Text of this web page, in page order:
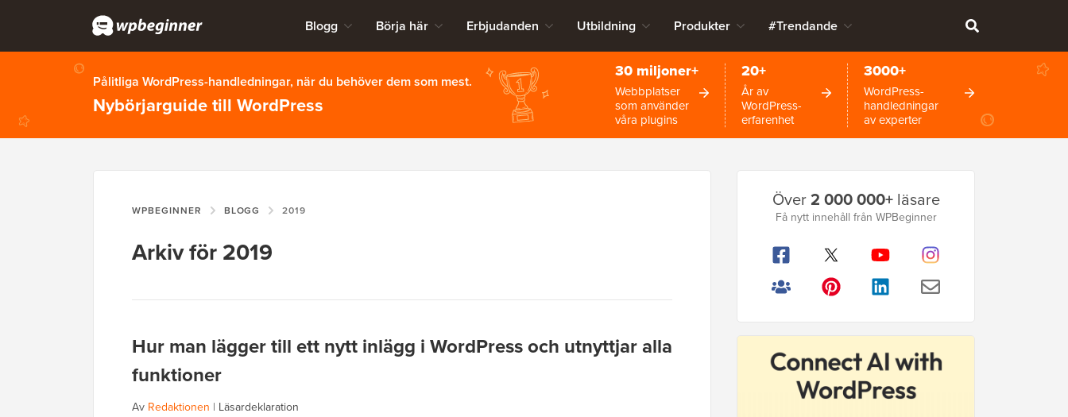
Blogg Börja här Erbjudanden Utbildning Produkter #Trendande
Pålitliga WordPress-handledningar, när du behöver dem som mest.
Nybörjarguide till WordPress
30 miljoner+
Webbplatser
som använder
våra plugins
20+
År av
WordPress-
erfarenhet
3000+
WordPress-
handledningar
av experter
WPBEGINNER BLOGG 2019
Arkiv för 2019
Hur man lägger till ett nytt inlägg i WordPress och utnyttjar alla
funktioner
Av Redaktionen | Läsardeklaration
Primär
sidofält
Över2 000 000+läsare
Få nytt innehåll från WPBeginner